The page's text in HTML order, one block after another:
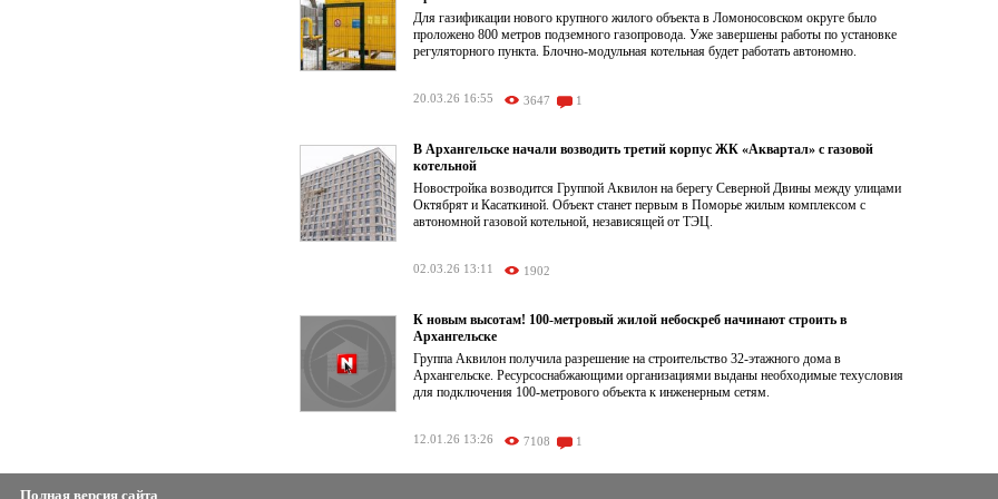
Для газификации нового крупного жилого объекта в Ломоносовском округе было
проложено 800 метров подземного газопровода. Уже завершены работы по установке
регуляторного пункта. Блочно-модульная котельная будет работать автономно.
20.03.26 16:55 3647 1
В Архангельске начали возводить третий корпус ЖК «Аквартал» с газовой
котельной
Новостройка возводится Группой Аквилон на берегу Северной Двины между улицами
Октябрят и Касаткиной. Объект станет первым в Поморье жилым комплексом с
автономной газовой котельной, независящей от ТЭЦ.
02.03.26 13:11 1902
К новым высотам! 100-метровый жилой небоскреб начинают строить в
Архангельске
Группа Аквилон получила разрешение на строительство 32-этажного дома в
Архангельске. Ресурсоснабжающими организациями выданы необходимые техусловия
для подключения 100-метрового объекта к инженерным сетям.
12.01.26 13:26 7108 1
Полная версия сайта